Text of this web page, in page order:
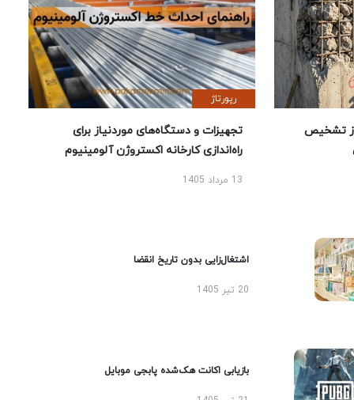
تشخیص
رپورتاژ
تجهیزات و دستگاه‌های موردنیاز برای
راه‌اندازی کارخانه اکستروژن آلومینیوم
13 مرداد 1405
اشتغال‌زایی بدون تاریخ انقضا
20 تیر 1405
بازیابی اکانت هک‌شده پابجی موبایل